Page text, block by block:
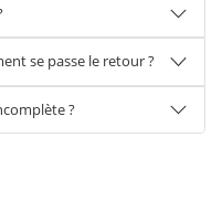
se passe le retour ?
?